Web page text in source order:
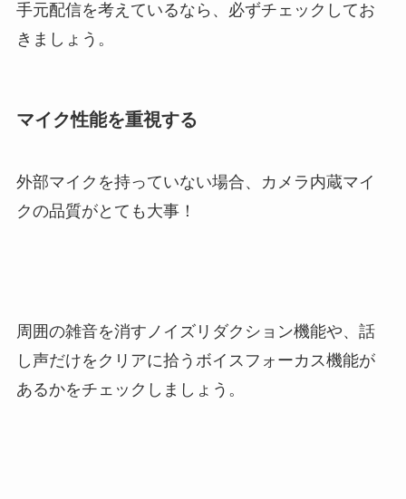
手元配信を考えているなら、必ずチェックしてお
きましょう。
マイク性能を重視する
外部マイクを持っていない場合、カメラ内蔵マイ
クの品質がとても大事！
周囲の雑音を消すノイズリダクション機能や、話
し声だけをクリアに拾うボイスフォーカス機能が
あるかをチェックしましょう。